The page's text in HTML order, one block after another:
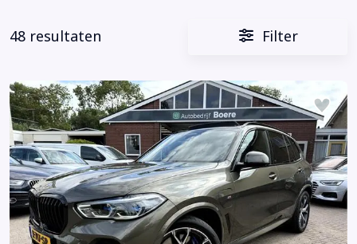
48 resultaten Filter